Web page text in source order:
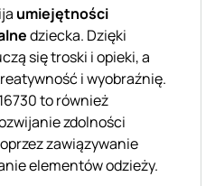
umiejętności
dziecka. Dzięki
się troski i opieki, a
i wyobraźnię.
to również
zdolności
zawiązywanie
elementów odzieży.